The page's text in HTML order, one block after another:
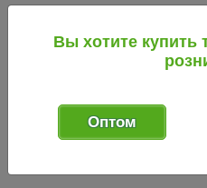
Объём (м3):
Вы хотите купить
Оптом